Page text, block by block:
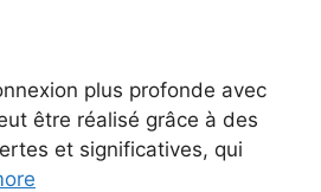
plus profonde avec
être réalisé grâce à des
et significatives, qui